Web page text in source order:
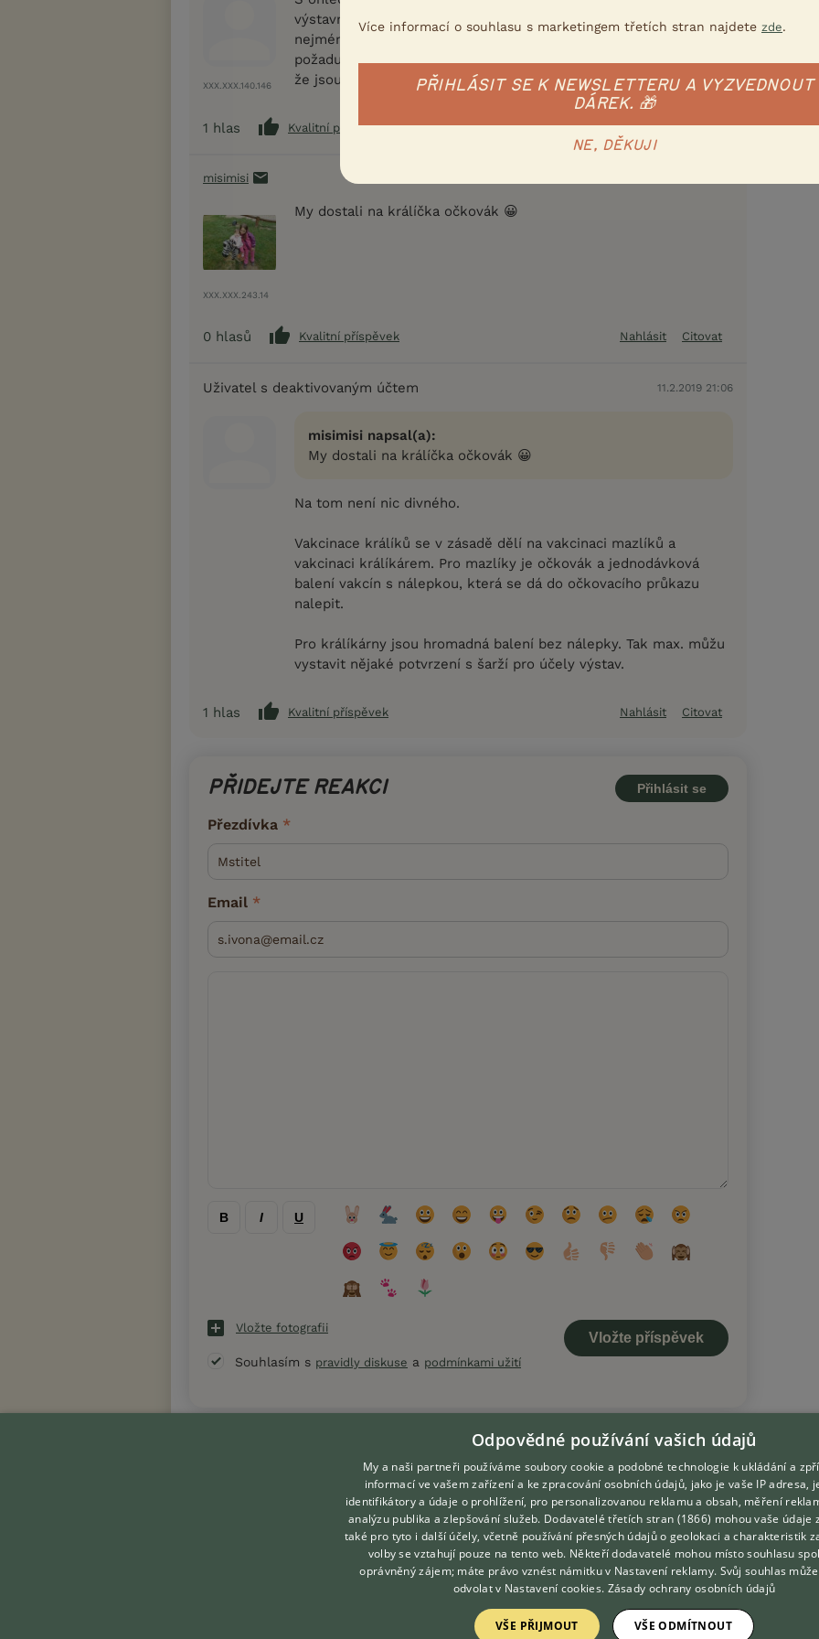
XXX.XXX.140.146
výstavních podmínkách) očkovat proti moru a myxomatóze a to
nejméně 3 týdny a maximálně 6 měsíců před výstavou. Někdy se
požaduje předání potvrzení o očkování a nebo čestné prohlášení
že jsou králíci očkovaní.
1 hlas Kvalitní příspěvek Nahlásit Citovat
misimisi
XXX.XXX.243.14
My dostali na králíčka očkovák 😀
0 hlasů Kvalitní příspěvek Nahlásit Citovat
Uživatel s deaktivovaným účtem 11.2.2019 21:06
misimisi napsal(a):
My dostali na králíčka očkovák 😀
Na tom není nic divného.
Vakcinace králíků se v zásadě dělí na vakcinaci mazlíků a
vakcinaci králíkárem. Pro mazlíky je očkovák a jednodávková
balení vakcín s nálepkou, která se dá do očkovacího průkazu
nalepit.
Pro králíkárny jsou hromadná balení bez nálepky. Tak max. můžu
vystavit nějaké potvrzení s šarží pro účely výstav.
1 hlas Kvalitní příspěvek Nahlásit Citovat
PŘIDEJTE REAKCI Přihlásit se
Přezdívka
Email
B I U
Vložte fotografii
Souhlasím s pravidly diskuse a podmínkami užití
KONTAKT DO REDAKCE
DOMOVSKÁ STRÁNKA
INZERCE
DISKUSE
CHOVATELSKÉ STANICE
O nás
Kontakt
Možnosti zvýraznění inzerátů
Zpracování osobních údajů
Více informací o souhlasu s marketingem třetích stran najdete zde.
PŘIHLÁSIT SE K NEWSLETTERU A VYZVEDNOUT
DÁREK. 🎁
NE, DĚKUJI
Odpovědné používání vašich údajů
My a naši partneři používáme soubory cookie a podobné technologie k ukládání a
informací ve vašem zařízení a ke zpracování osobních údajů, jako je vaše IP adresa,
identifikátory a údaje o prohlížení, pro personalizovanou reklamu a obsah, měření
analýzu publika a zlepšování služeb. Dodavatelé třetích stran (1866) mohou vaše údaje
také pro tyto i další účely, včetně používání přesných údajů o geolokaci a charakteristik
volby se vztahují pouze na tento web. Někteří dodavatelé mohou místo souhlasu
oprávněný zájem; máte právo vznést námitku v Nastavení reklamy. Svůj souhlas
odvolat v Nastavení cookies. Zásady ochrany osobních údajů
VŠE PŘIJMOUT VŠE ODMÍTNOUT